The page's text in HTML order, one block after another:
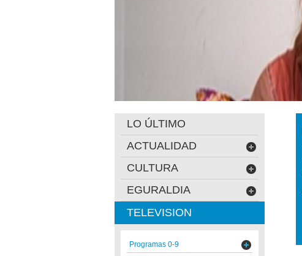
LO ÚLTIMO
ACTUALIDAD
CULTURA
EGURALDIA
TELEVISION
Programas 0-9